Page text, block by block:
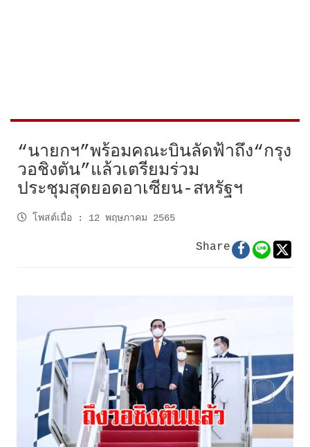
“นายกฯ”พร้อมคณะบินลัดฟ้าถึง“กรุง
วอชิงตัน”แล้วเตรียมร่วม
ประชุมสุดยอดอาเซียน-สหรัฐฯ
โพสต์เมื่อ : 12 พฤษภาคม 2565
Share